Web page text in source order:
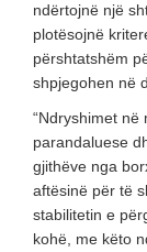
ndërtojnë një
plotësojnë
përshtatshëm
shpjegohen në
“Ndryshimet
parandaluese
gjithëve nga
aftësinë për të
stabilitetin e
kohë, me këto